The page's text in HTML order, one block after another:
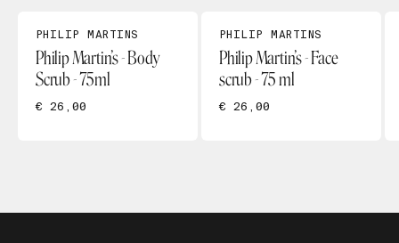
PHILIP MARTINS
Philip Martin’s - Body
Scrub - 75ml
€ 26,00
PHILIP MARTINS
Philip Martin’s - Face
scrub - 75 ml
€ 26,00